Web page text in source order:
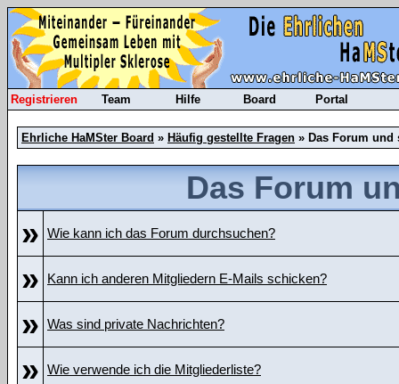
Registrieren Team Hilfe Board Portal
Ehrliche HaMSter Board » Häufig gestellte Fragen » Das Forum und
Das Forum
» Wie kann ich das Forum durchsuchen?
» Kann ich anderen Mitgliedern E-Mails schicken?
» Was sind private Nachrichten?
» Wie verwende ich die Mitgliederliste?